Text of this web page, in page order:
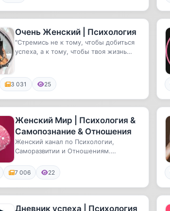
Очень Женский | Психология
"Стремись не к тому, чтобы добиться
успеха, а к тому, чтобы твоя жизнь
3 031 25
Женский Мир | Психология &
Самопознание & Отношения
Женский канал по Психологии,
Саморазвитии и Отношениям.
7 006 22
Дневник успеха | Психология